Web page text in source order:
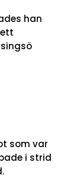
han
som var
i strid